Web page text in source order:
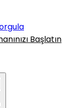
Başlatın